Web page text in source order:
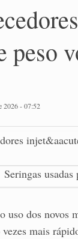
peso
2026 - 07:52
Seringas
uso dos novos
mais